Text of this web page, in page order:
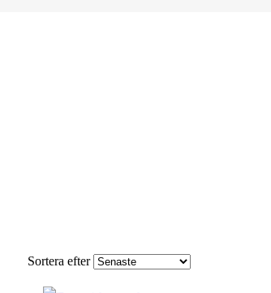
Sortera efter